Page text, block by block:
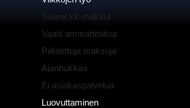
Suuret kk-maksut
Vaatii ammattitaitoa
Piilotettuja maksuja
Ajanhukkaa
Ei asiakaspalvelua
Luovuttaminen